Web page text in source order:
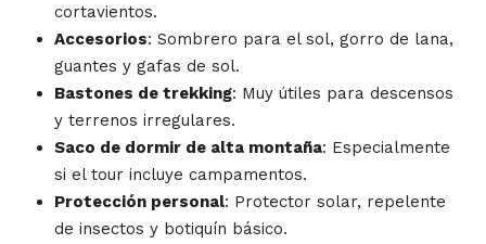
cortavientos.
Accesorios: Sombrero para el sol, gorro de lana,
guantes y gafas de sol.
Bastones de trekking: Muy útiles para descensos
y terrenos irregulares.
Saco de dormir de alta montaña: Especialmente
si el tour incluye campamentos.
Protección personal: Protector solar, repelente
de insectos y botiquín básico.